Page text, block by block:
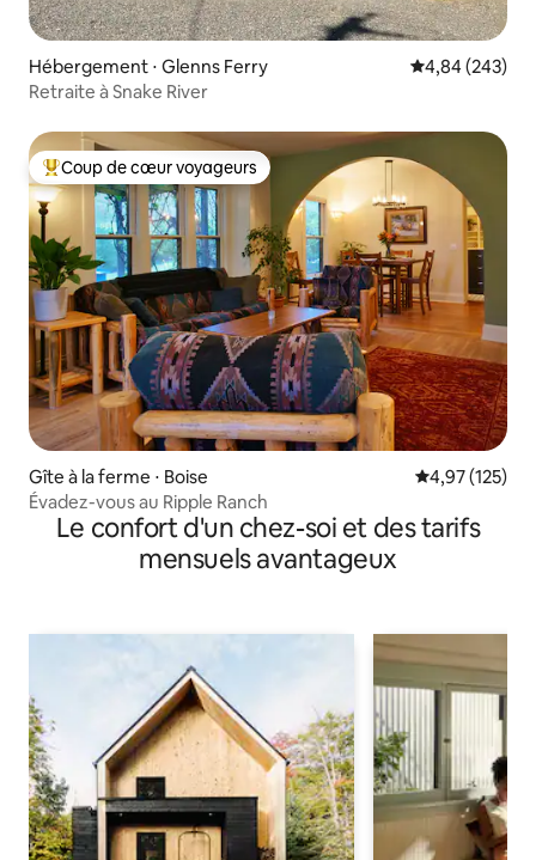
Hébergement ⋅ Glenns Ferry Évaluation
4,84 (243)
Retraite à Snake River
Coups de cœur voyageurs les plus appréciés
Coup de cœur voyageurs
Gîte à la ferme ⋅ Boise Évaluation
4,97 (125)
Évadez-vous au Ripple Ranch
Le confort d'un chez-soi et des tarifs
mensuels avantageux